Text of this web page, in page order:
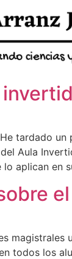
He tardado
Aula
aplican en
todos los